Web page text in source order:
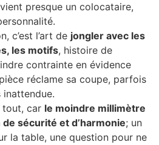
presque un colocataire,
c’est l’art de jongler avec les
les motifs, histoire de
contrainte en évidence
réclame sa coupe, parfois
tout, car le moindre millimètre
sécurité et d’harmonie; un
la table, une question pour ne